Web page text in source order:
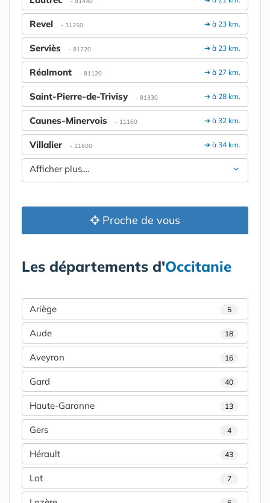
➔ à 23 km.
Revel - 31250
➔ à 23 km.
Serviès - 81220
➔ à 27 km.
Réalmont - 81120
➔ à 28 km.
Saint-Pierre-de-Trivisy - 81330
➔ à 32 km.
Caunes-Minervois - 11160
➔ à 34 km.
Villalier - 11600
Afficher plus....
Proche de vous
Les départements d'Occitanie
Ariège 5
Aude 18
Aveyron 16
Gard 40
Haute-Garonne 13
Gers 4
Hérault 43
Lot 7